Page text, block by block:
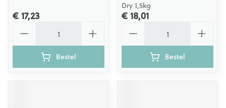
€ 17,23
Bestel
Dry 1,5kg
€ 18,01
Bestel